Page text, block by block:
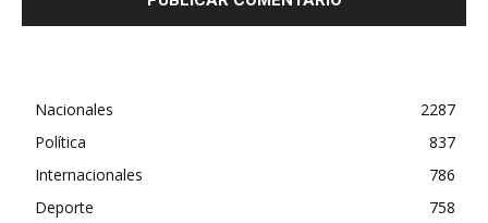
Nacionales
2287
Política
837
Internacionales
786
Deporte
758